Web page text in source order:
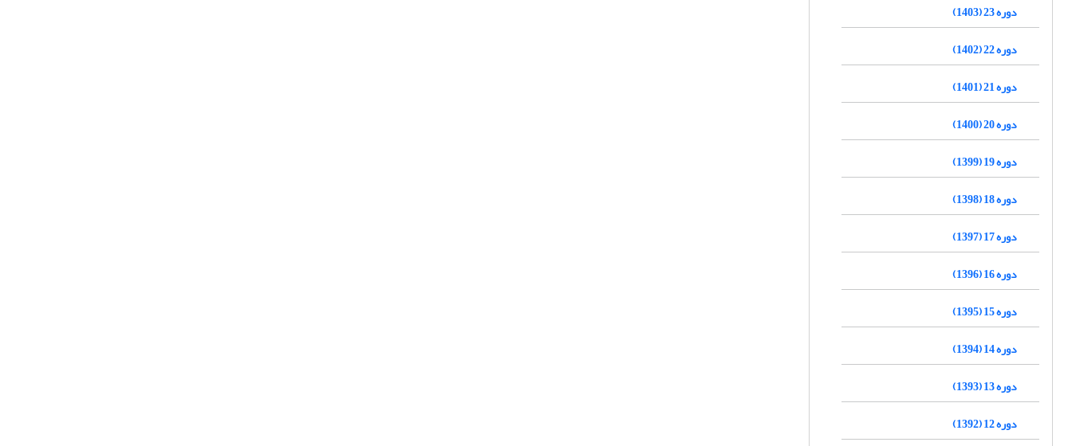
دوره 23 (1403)
دوره 22 (1402)
دوره 21 (1401)
دوره 20 (1400)
دوره 19 (1399)
دوره 18 (1398)
دوره 17 (1397)
دوره 16 (1396)
دوره 15 (1395)
دوره 14 (1394)
دوره 13 (1393)
دوره 12 (1392)